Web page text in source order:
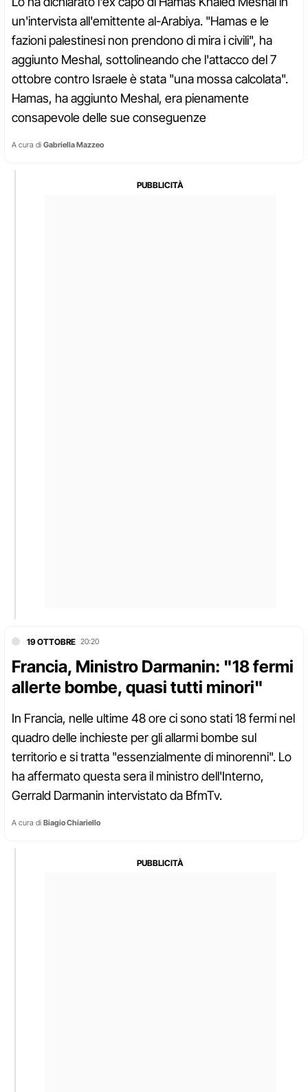
un'intervista all'emittente al-Arabiya. "Hamas e le
fazioni palestinesi non prendono di mira i civili", ha
aggiunto Meshal, sottolineando che l'attacco del 7
ottobre contro Israele è stata "una mossa calcolata".
Hamas, ha aggiunto Meshal, era pienamente
consapevole delle sue conseguenze
A cura di Gabriella Mazzeo
19 OTTOBRE 20:20
Francia, Ministro Darmanin: "18 fermi
allerte bombe, quasi tutti minori"
In Francia, nelle ultime 48 ore ci sono stati 18 fermi nel
quadro delle inchieste per gli allarmi bombe sul
territorio e si tratta "essenzialmente di minorenni". Lo
ha affermato questa sera il ministro dell'Interno,
Gerrald Darmanin intervistato da BfmTv.
A cura di Biagio Chiariello